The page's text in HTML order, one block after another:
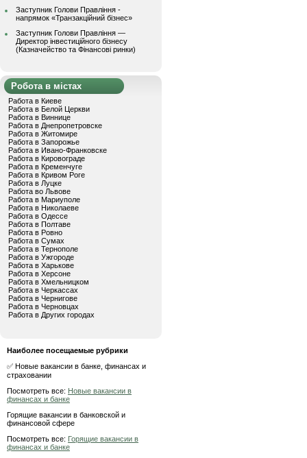
Заступник Голови Правління -
напрямок «Транзакційний бізнес»
Заступник Голови Правління —
Директор інвестиційного бізнесу
(Казначейство та Фінансові ринки)
Робота в містах
Работа в Киеве
Работа в Белой Церкви
Работа в Виннице
Работа в Днепропетровске
Работа в Житомире
Работа в Запорожье
Работа в Ивано-Франковске
Работа в Кировограде
Работа в Кременчуге
Работа в Кривом Роге
Работа в Луцке
Работа во Львове
Работа в Мариуполе
Работа в Николаеве
Работа в Одессе
Работа в Полтаве
Работа в Ровно
Работа в Сумах
Работа в Тернополе
Работа в Ужгороде
Работа в Харькове
Работа в Херсоне
Работа в Хмельницком
Работа в Черкассах
Работа в Чернигове
Работа в Черновцах
Работа в Других городах
Наиболее посещаемые рубрики
✅ Новые вакансии в банке, финансах и
страховании
Посмотреть все: Новые вакансии в
финансах и банке
Горящие вакансии в банковской и
финансовой сфере
Посмотреть все: Горящие вакансии в
финансах и банке